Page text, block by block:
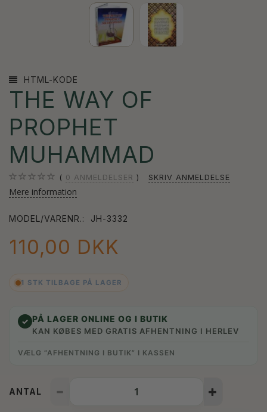
HTML-KODE
THE WAY OF
PROPHET
MUHAMMAD
0 ANMELDELSER SKRIV ANMELDELSE
Mere information
MODEL/VARENR.: JH-3332
110,00 DKK
1 STK TILBAGE PÅ LAGER
✓ PÅ LAGER ONLINE OG I BUTIK
KAN KØBES MED GRATIS AFHENTNING I HERLEV
VÆLG “AFHENTNING I BUTIK” I KASSEN
ANTAL